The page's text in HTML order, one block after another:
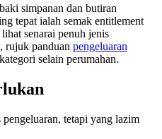
simpanan dan butiran
tepat ialah semak entitlement
senarai penuh jenis
rujuk panduan pengeluaran
selain perumahan.
tetapi yang lazim